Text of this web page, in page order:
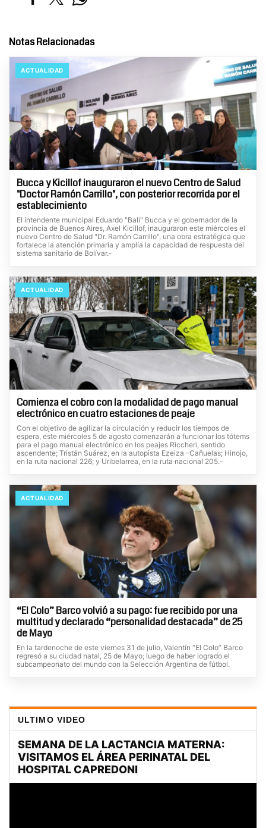
Notas Relacionadas
ACTUALIDAD
Bucca y Kicillof inauguraron el nuevo Centro de Salud
"Doctor Ramón Carrillo", con posterior recorrida por el
establecimiento
El intendente municipal Eduardo "Bali" Bucca y el gobernador de la
provincia de Buenos Aires, Axel Kicillof, inauguraron este miércoles el
nuevo Centro de Salud "Dr. Ramón Carrillo", una obra estratégica que
fortalece la atención primaria y amplía la capacidad de respuesta del
sistema sanitario de Bolívar.-
ACTUALIDAD
Comienza el cobro con la modalidad de pago manual
electrónico en cuatro estaciones de peaje
Con el objetivo de agilizar la circulación y reducir los tiempos de
espera, este miércoles 5 de agosto comenzarán a funcionar los tótems
para el pago manual electrónico en los peajes Riccheri, sentido
ascendente; Tristán Suárez, en la autopista Ezeiza -Cañuelas; Hinojo,
en la ruta nacional 226; y Uribelarrea, en la ruta nacional 205.-
ACTUALIDAD
“El Colo” Barco volvió a su pago: fue recibido por una
multitud y declarado “personalidad destacada” de 25
de Mayo
En la tardenoche de este viernes 31 de julio, Valentín “El Colo” Barco
regresó a su ciudad natal, 25 de Mayo; luego de haber logrado el
subcampeonato del mundo con la Selección Argentina de fútbol.
ULTIMO VIDEO